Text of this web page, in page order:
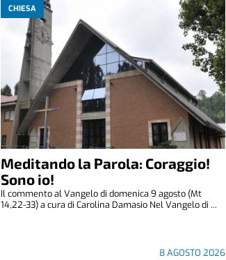
CHIESA
Meditando la Parola: Coraggio!
Sono io!
8 AGOSTO 2026
Il commento al Vangelo di domenica 9 agosto (Mt
14,22-33) a cura di Carolina Damasio Nel Vangelo di ...